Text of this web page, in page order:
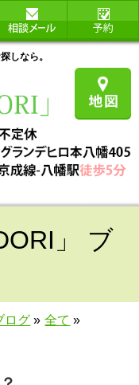
しなら。
」 ブ
ログ » 全て »